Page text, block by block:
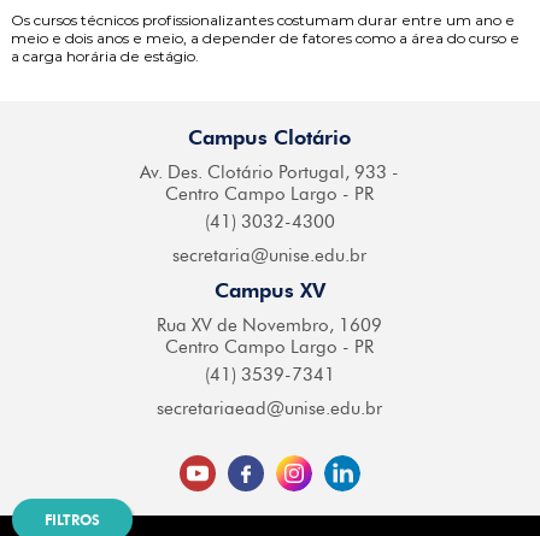
FILTROS
Os cursos técnicos profissionalizantes costumam durar entre um ano e
meio e dois anos e meio, a depender de fatores como a área do curso e
a carga horária de estágio.
Campus Clotário
Av. Des. Clotário Portugal, 933 -
Centro Campo Largo - PR
(41) 3032-4300
secretaria@unise.edu.br
Campus XV
Rua XV de Novembro, 1609
Centro Campo Largo - PR
(41) 3539-7341
secretariaead@unise.edu.br